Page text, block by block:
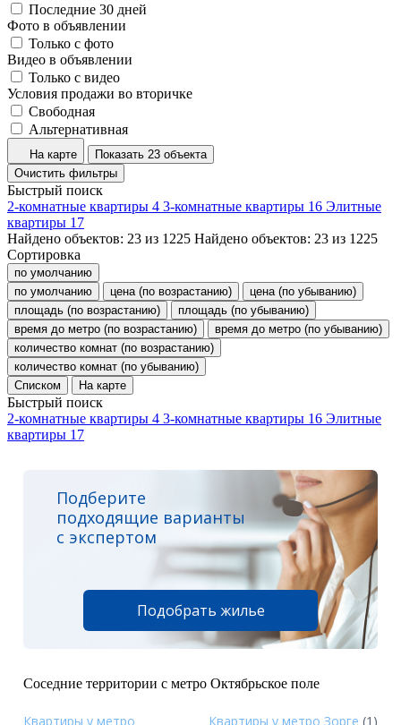
Последние 30 дней
Фото в объявлении
Только с фото
Видео в объявлении
Только с видео
Условия продажи во вторичке
Свободная
Альтернативная
На карте
Показать 23 объекта
Очистить фильтры
Быстрый поиск
2-комнатные квартиры 4 3-комнатные квартиры 16 Элитные
квартиры 17
Найдено объектов: 23 из 1225 Найдено объектов: 23 из 1225
Сортировка
по умолчанию
по умолчанию
цена (по возрастанию)
цена (по убыванию)
площадь (по возрастанию)
площадь (по убыванию)
время до метро (по возрастанию)
время до метро (по убыванию)
количество комнат (по возрастанию)
количество комнат (по убыванию)
Списком
На карте
Быстрый поиск
2-комнатные квартиры 4 3-комнатные квартиры 16 Элитные
квартиры 17
Подберите
подходящие варианты
с экспертом
Подобрать жилье
Соседние территории с метро Октябрьское поле
Квартиры у метро Квартиры у метро Зорге (1)